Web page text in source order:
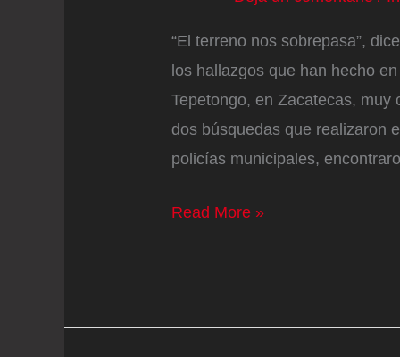
“El terreno nos sobrepasa”,
los hallazgos que han hecho
Tepetongo, en Zacatecas,
dos búsquedas que realizaron
policías municipales,
Dos
y
Read More »